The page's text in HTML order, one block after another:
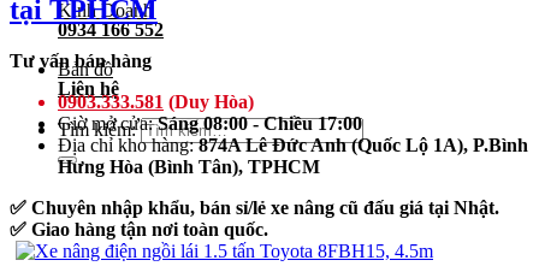
Kinh Doanh
0934 166 552
Bản đồ
Liên hệ
Tìm kiếm:
tại TPHCM
Tư vấn bán hàng
0903.333.581 (Duy Hòa)
Giờ mở cửa:Sáng 08:00 - Chiều 17:00
Địa chỉ kho hàng:874A Lê Đức Anh (Quốc Lộ 1A), P.Bình
Hưng Hòa (Bình Tân), TPHCM
✅ Chuyên nhập khẩu, bán sỉ/lẻ xe nâng cũ đấu giá tại Nhật.
✅ Giao hàng tận nơi toàn quốc.